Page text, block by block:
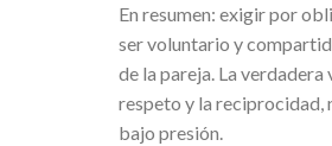
En resumen: exigir por
ser voluntario y
de la pareja. La
respeto y la reciprocidad,
bajo presión.